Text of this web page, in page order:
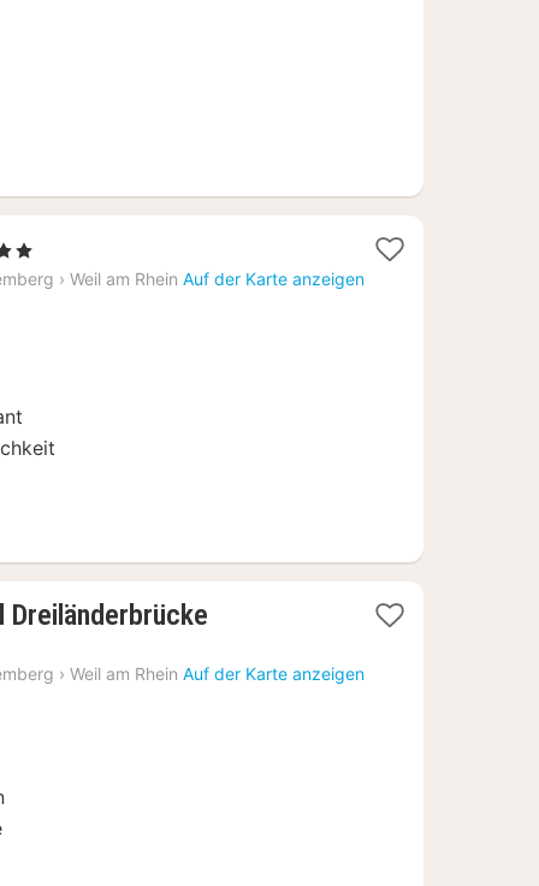
› Weil am Rhein Auf der Karte anzeigen
ab
› Weil am Rhein Auf der Karte anzeigen